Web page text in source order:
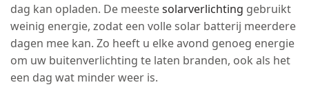
dag kan opladen. De meestesolarverlichting gebruikt
weinig energie, zodat een volle solar batterij meerdere
dagen mee kan. Zo heeft u elke avond genoeg energie
om uw buitenverlichting te laten branden, ook als het
een dag wat minder weer is.